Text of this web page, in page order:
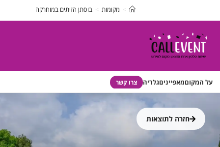
> מקומות > בוסתן הזיתים במוחרקה
המקוםמאפייניםגלריה צרו קשר
חזרה לתוצאות